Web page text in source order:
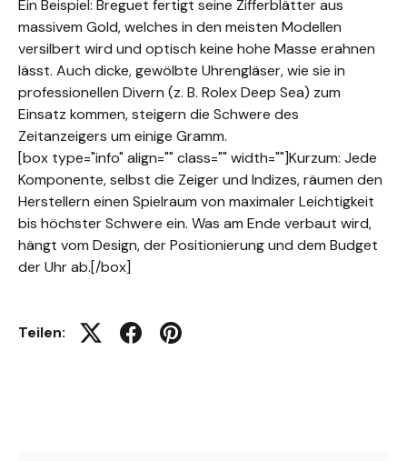
Ein Beispiel: Breguet fertigt seine Zifferblätter aus
massivem Gold, welches in den meisten Modellen
versilbert wird und optisch keine hohe Masse erahnen
lässt. Auch dicke, gewölbte Uhrengläser, wie sie in
professionellen Divern (z. B. Rolex Deep Sea) zum
Einsatz kommen, steigern die Schwere des
Zeitanzeigers um einige Gramm.
[box type="info" align="" class="" width=""]Kurzum: Jede
Komponente, selbst die Zeiger und Indizes, räumen den
Herstellern einen Spielraum von maximaler Leichtigkeit
bis höchster Schwere ein. Was am Ende verbaut wird,
hängt vom Design, der Positionierung und dem Budget
der Uhr ab.[/box]
Teilen: Auf Twitter twittern
Auf Facebook teilen
Auf Pinterest pinnen